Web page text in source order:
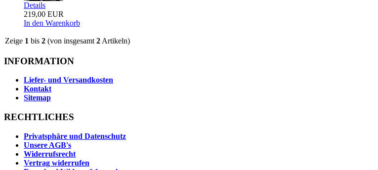
Details
219,00 EUR
In den Warenkorb
Zeige 1 bis 2 (von insgesamt 2 Artikeln)
INFORMATION
Liefer- und Versandkosten
Kontakt
Sitemap
RECHTLICHES
Privatsphäre und Datenschutz
Unsere AGB's
Widerrufsrecht
Vertrag widerrufen